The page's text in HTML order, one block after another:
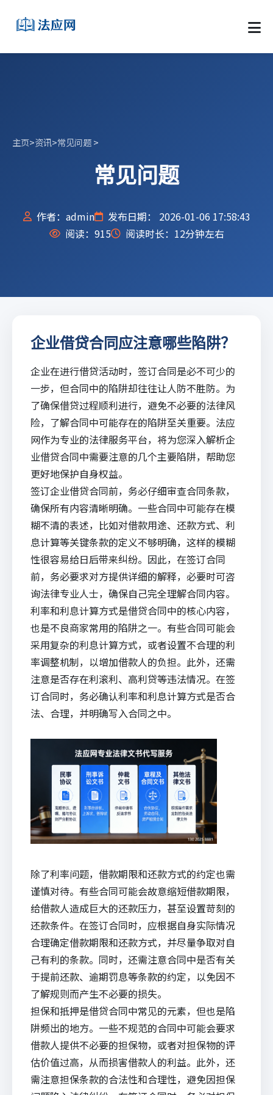
主页>资讯>常见问题>
常见问题
作者：admin
发布日期： 2026-01-06 17:58:43
阅读： 915 阅读时长：12分钟左右
企业借贷合同应注意哪些陷阱？
企业在进行借贷活动时，签订合同是必不可少的
一步，但合同中的陷阱却往往让人防不胜防。为
了确保借贷过程顺利进行，避免不必要的法律风
险，了解合同中可能存在的陷阱至关重要。 法应
网作为专业的法律服务平台，将为您深入解析企
业借贷合同中需要注意的几个主要陷阱，帮助您
更好地保护自身权益。
签订企业借贷合同前，务必仔细审查合同条款，
确保所有内容清晰明确。一些合同中可能存在模
糊不清的表述，比如对借款用途、还款方式、利
息计算等关键条款的定义不够明确，这样的模糊
性很容易给日后带来纠纷。因此，在签订合同
前，务必要求对方提供详细的解释，必要时可咨
询法律专业人士，确保自己完全理解合同内容。
利率和利息计算方式是借贷合同中的核心内容，
也是不良商家常用的陷阱之一。有些合同可能会
采用复杂的利息计算方式，或者设置不合理的利
率调整机制，以增加借款人的负担。此外，还需
注意是否存在利滚利、高利贷等违法情况。在签
订合同时，务必确认利率和利息计算方式是否合
法、合理，并明确写入合同之中。
除了利率问题，借款期限和还款方式的约定也需
谨慎对待。有些合同可能会故意缩短借款期限，
给借款人造成巨大的还款压力，甚至设置苛刻的
还款条件。在签订合同时，应根据自身实际情况
合理确定借款期限和还款方式，并尽量争取对自
己有利的条款。同时，还需注意合同中是否有关
于提前还款、逾期罚息等条款的约定，以免因不
了解规则而产生不必要的损失。
担保和抵押是借贷合同中常见的元素，但也是陷
阱频出的地方。一些不规范的合同中可能会要求
借款人提供不必要的担保物，或者对担保物的评
估价值过高，从而损害借款人的利益。此外，还
需注意担保条款的合法性和合理性，避免因担保